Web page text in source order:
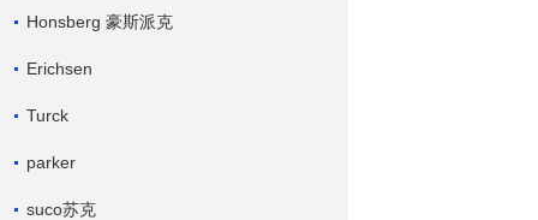
Honsberg 豪斯派克
Erichsen
Turck
parker
suco苏克